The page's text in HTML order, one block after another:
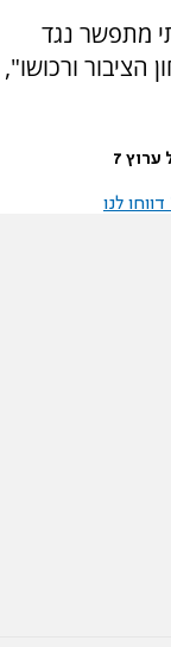
מתפשר נגד
הציבור ורכושו",
7
לנו